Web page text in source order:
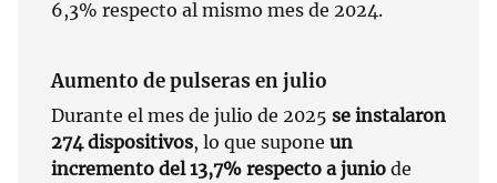
6,3% respecto al mismo mes de 2024.
Aumento de pulseras en julio
Durante el mes de julio de 2025 se instalaron
274 dispositivos, lo que supone un
incremento del 13,7% respecto a junio de